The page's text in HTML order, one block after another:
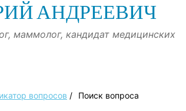
АНДРЕЕВИЧ
маммолог, кандидат медицинских
вопросов / Поиск вопроса